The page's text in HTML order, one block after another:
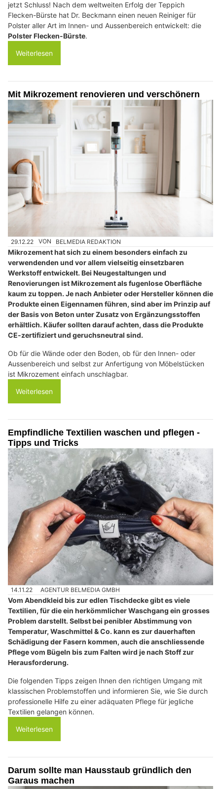
jetzt Schluss! Nach dem weltweiten Erfolg der Teppich
Flecken-Bürste hat Dr. Beckmann einen neuen Reiniger für
Polster aller Art im Innen- und Aussenbereich entwickelt: die
Polster Flecken-Bürste.
Weiterlesen
Mit Mikrozement renovieren und verschönern
29.12.22 VON BELMEDIA REDAKTION
Mikrozement hat sich zu einem besonders einfach zu
verwendenden und vor allem vielseitig einsetzbaren
Werkstoff entwickelt. Bei Neugestaltungen und
Renovierungen ist Mikrozement als fugenlose Oberfläche
kaum zu toppen. Je nach Anbieter oder Hersteller können die
Produkte einen Eigennamen führen, sind aber im Prinzip auf
der Basis von Beton unter Zusatz von Ergänzungsstoffen
erhältlich. Käufer sollten darauf achten, dass die Produkte
CE-zertifiziert und geruchsneutral sind.
Ob für die Wände oder den Boden, ob für den Innen- oder
Aussenbereich und selbst zur Anfertigung von Möbelstücken
ist Mikrozement einfach unschlagbar.
Weiterlesen
Empfindliche Textilien waschen und pflegen -
Tipps und Tricks
14.11.22 AGENTUR BELMEDIA GMBH
Vom Abendkleid bis zur edlen Tischdecke gibt es viele
Textilien, für die ein herkömmlicher Waschgang ein grosses
Problem darstellt. Selbst bei penibler Abstimmung von
Temperatur, Waschmittel & Co. kann es zur dauerhaften
Schädigung der Fasern kommen, auch die anschliessende
Pflege vom Bügeln bis zum Falten wird je nach Stoff zur
Herausforderung.
Die folgenden Tipps zeigen Ihnen den richtigen Umgang mit
klassischen Problemstoffen und informieren Sie, wie Sie durch
professionelle Hilfe zu einer adäquaten Pflege für jegliche
Textilien gelangen können.
Weiterlesen
Darum sollte man Hausstaub gründlich den
Garaus machen